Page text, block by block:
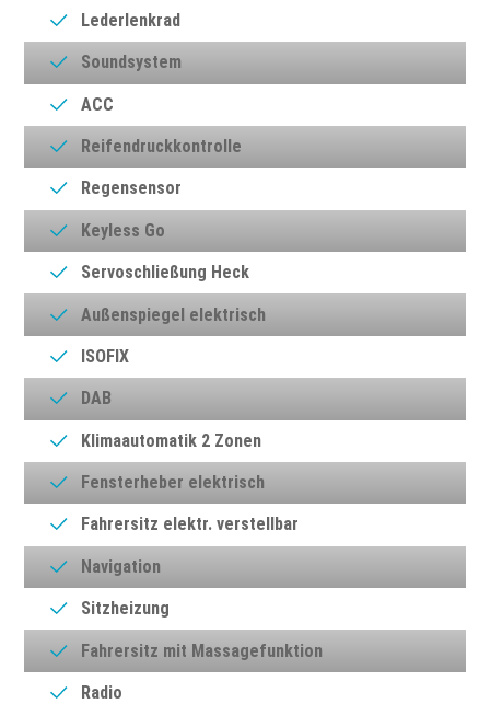
Lederlenkrad
Soundsystem
ACC
Reifendruckkontrolle
Regensensor
Keyless Go
Servoschließung Heck
Außenspiegel elektrisch
ISOFIX
DAB
Klimaautomatik 2 Zonen
Fensterheber elektrisch
Fahrersitz elektr. verstellbar
Navigation
Sitzheizung
Fahrersitz mit Massagefunktion
Radio